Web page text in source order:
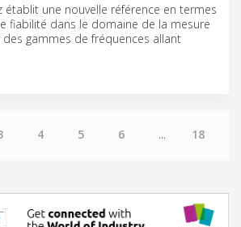
établit une nouvelle référence en termes
fiabilité dans le domaine de la mesure
gammes de fréquences allant
4 5 6 ... 18